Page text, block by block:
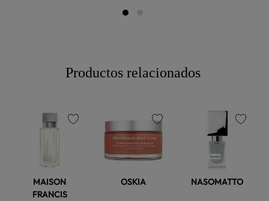
Productos relacionados
MAISON
FRANCIS
OSKIA
favorite
NASOMATTO